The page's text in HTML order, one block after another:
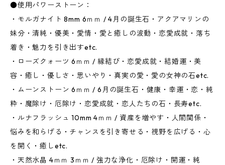
●使用パワーストーン：
・モルガナイト 8mm 6ｍｍ / 4月の誕生石・アクアマリンの
妹分・清純・優美・愛情・愛と癒しの波動・恋愛成就・落ち
着き・魅力を引き出すetc.
・ローズクォーツ 6ｍｍ / 縁結び・恋愛成就・結婚運・美
容・癒し・優しさ・思いやり・真実の愛・愛の女神の石etc.
・ムーンストーン 6ｍｍ / 6月の誕生石・健康・幸運・恋・純
粋・魔除け・厄除け・恋愛成就・恋人たちの石・長寿etc.
・ルナフラッシュ 10mm 4ｍｍ / 資産を増やす・人間関係・
悩みを和らげる・チャンスを引き寄せる・視野を広げる・心
を開く・癒しetc.
・天然水晶 4ｍｍ 3ｍｍ / 強力な浄化・厄除け・開運・純